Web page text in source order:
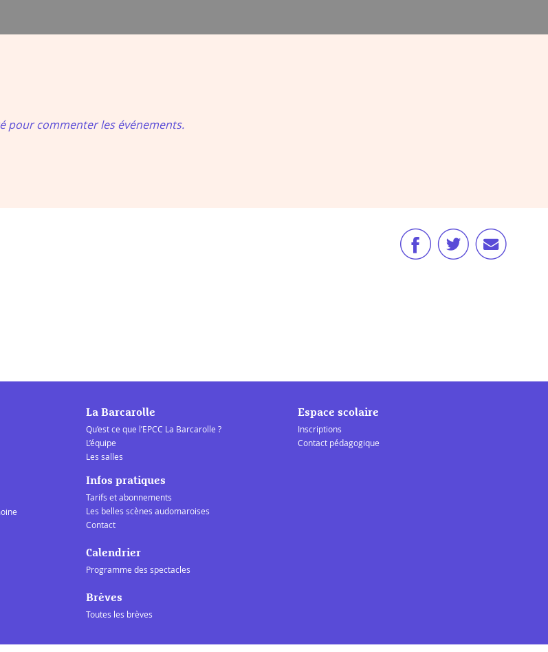
pour commenter les événements.
La Barcarolle
Qu’est ce que l’EPCC La Barcarolle ?
L’équipe
Les salles
Infos pratiques
Tarifs et abonnements
Les belles scènes audomaroises
Contact
Calendrier
Programme des spectacles
Brèves
Toutes les brèves
Espace scolaire
Inscriptions
Contact pédagogique